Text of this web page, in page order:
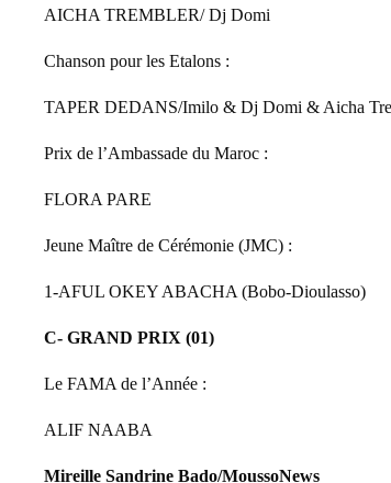
AICHA TREMBLER/ Dj Domi
Chanson pour les Etalons :
TAPER DEDANS/Imilo & Dj Domi & Aicha
Prix de l’Ambassade du Maroc :
FLORA PARE
Jeune Maître de Cérémonie (JMC) :
1-AFUL OKEY ABACHA (Bobo-Dioulasso)
C- GRAND PRIX (01)
Le FAMA de l’Année :
ALIF NAABA
Mireille Sandrine Bado/MoussoNews